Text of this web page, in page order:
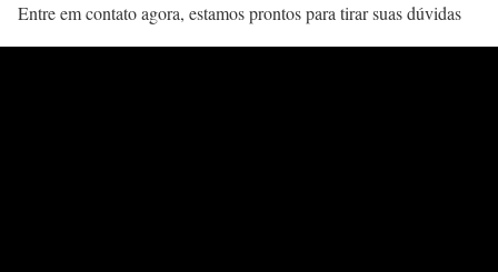
Entre em contato agora, estamos prontos para tirar suas dúvidas